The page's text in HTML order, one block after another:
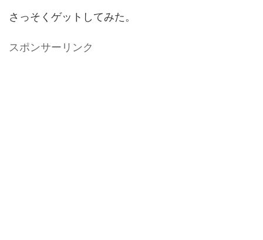
さっそくゲットしてみた。
スポンサーリンク